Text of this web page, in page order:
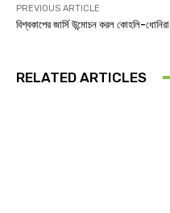
PREVIOUS ARTICLE
বিশ্বকাপের জার্সি উন্মোচন করল কোহলি-ধোনিরা
RELATED ARTICLES